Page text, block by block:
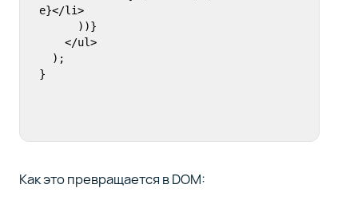
e}</li>
}
Как это превращается в DOM: